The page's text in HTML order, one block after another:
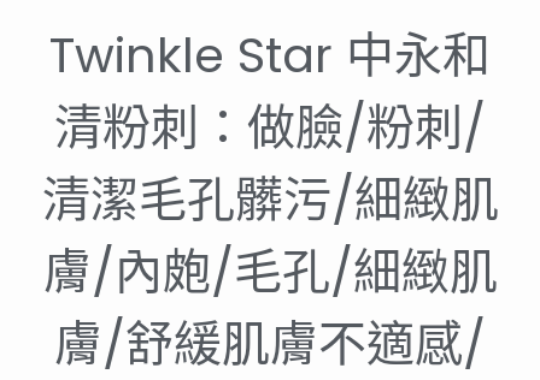
Twinkle Star 中永和
清粉刺：做臉/粉刺/
清潔毛孔髒污/細緻肌
膚/內皰/毛孔/細緻肌
膚/舒緩肌膚不適感/